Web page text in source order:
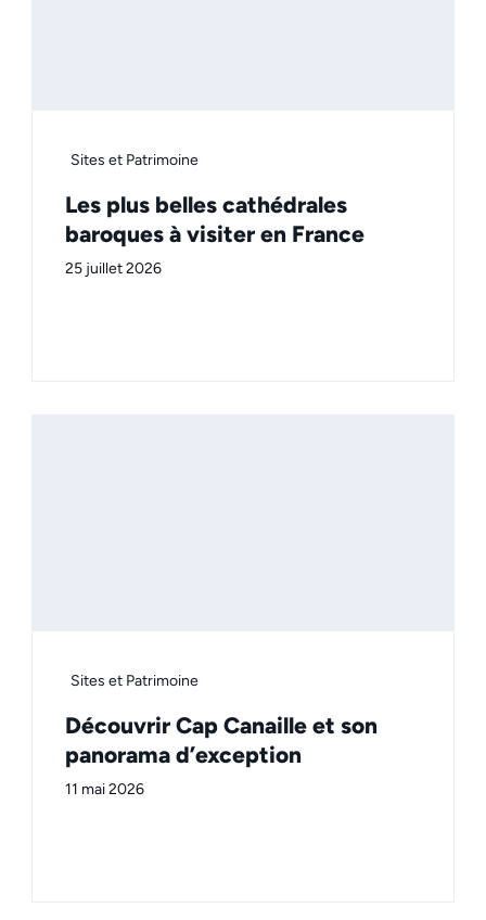
Sites et Patrimoine
Les plus belles cathédrales
baroques à visiter en France
25 juillet 2026
Sites et Patrimoine
Découvrir Cap Canaille et son
panorama d’exception
11 mai 2026